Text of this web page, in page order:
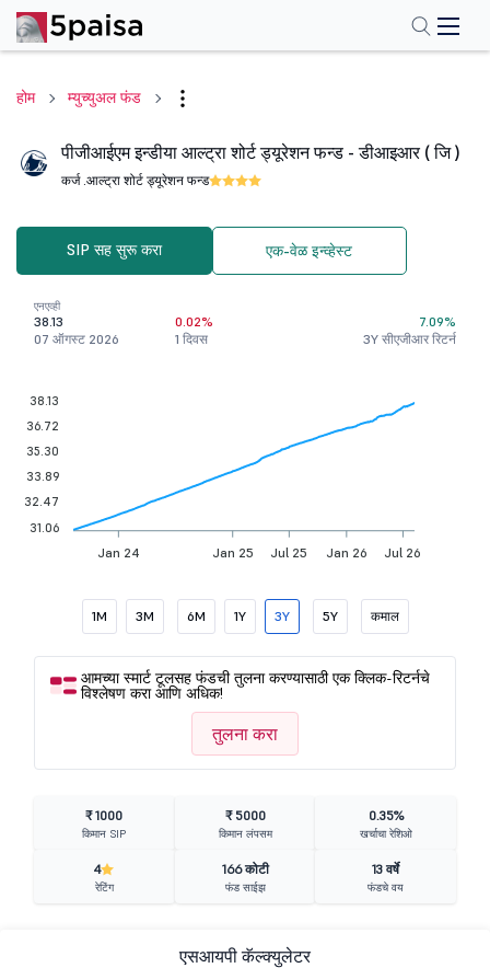
होम म्युच्युअल फंड
पीजीआईएम इन्डीया आल्ट्रा शोर्ट ड्यूरेशन फन्ड - डीआइआर ( जि )
कर्ज .आल्ट्रा शोर्ट ड्यूरेशन फन्ड
SIP सह सुरू करा एक-वेळ इन्व्हेस्ट
एनएव्ही
38.13
07 ऑगस्ट 2026
0.02%
1 दिवस
7.09%
3Y सीएजीआर रिटर्न
Jan 24 Jan 25 Jul 25 Jan 26 Jul 26
38.13
36.72
35.30
33.89
32.47
31.06
1M 3M 6M 1Y 3Y 5Y कमाल
आमच्या स्मार्ट टूलसह फंडची तुलना करण्यासाठी एक क्लिक-रिटर्नचे
विश्लेषण करा आणि अधिक!
तुलना करा
₹ 1000
किमान SIP
₹ 5000
किमान लंपसम
0.35%
खर्चाचा रेशिओ
4
रेटिंग
166 कोटी
फंड साईझ
13 वर्षे
फंडचे वय
एसआयपी कॅल्क्युलेटर